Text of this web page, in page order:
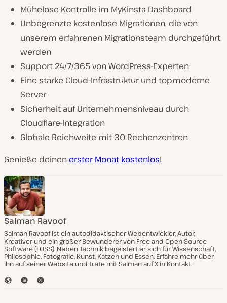
Mühelose Kontrolle im MyKinsta Dashboard
Unbegrenzte kostenlose Migrationen, die von
unserem erfahrenen Migrationsteam durchgeführt
werden
Support 24/7/365 von WordPress-Experten
Eine starke Cloud-Infrastruktur und topmoderne
Server
Sicherheit auf Unternehmensniveau durch
Cloudflare-Integration
Globale Reichweite mit 30 Rechenzentren
Genieße deinen erster Monat kostenlos!
Salman Ravoof
Salman Ravoof ist ein autodidaktischer Webentwickler, Autor,
Kreativer und ein großer Bewunderer von Free and Open Source
Software (FOSS). Neben Technik begeistert er sich für Wissenschaft,
Philosophie, Fotografie, Kunst, Katzen und Essen. Erfahre mehr über
ihn auf seiner Website und trete mit Salman auf X in Kontakt.
W
L
T